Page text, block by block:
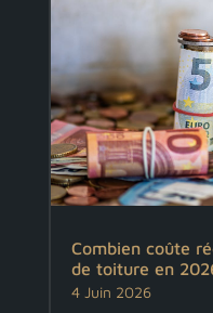
Combien coûte
de toiture en
4 Juin 2026